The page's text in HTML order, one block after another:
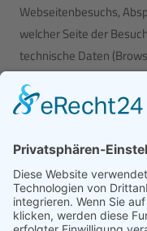
Webseitenbesuchs,
welcher Seite der
technische Daten
analysiert werden. Zu
insbesondere folgende
angeforderte
Browsertyp und
verwendetes
verwendeter